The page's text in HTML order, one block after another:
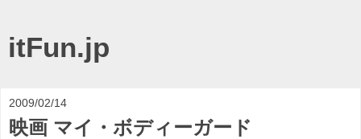
itFun.jp
2009/02/14
映画 マイ・ボディーガード